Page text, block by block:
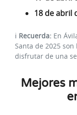
18 de abril
ℹ️ Recuerda: En
Santa de 2025
disfrutar de una
Mejores